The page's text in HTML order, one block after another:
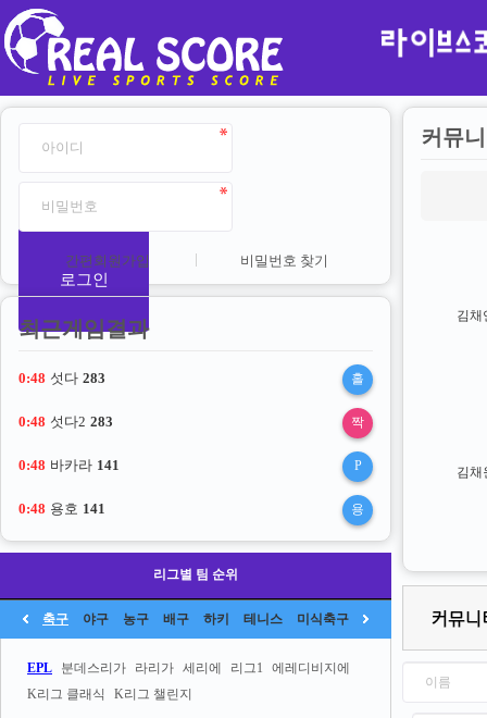
로그인
간편회원가입 비밀번호 찾기
최근게임결과
0:47 섯다 283 홀
0:47 섯다2 283 짝
0:47 바카라 141 P
0:47 용호 141 용
리그별 팀 순위
축구 야구 농구 배구 하키 테니스 미식축구
EPL 분데스리가 라리가 세리에 리그1
에레디비지에
K리그 클래식
K리그 챌린지
커뮤
김채
김채